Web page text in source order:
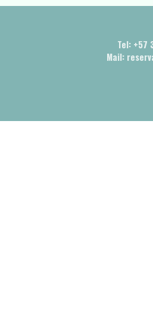
Tel: +57
Mail: